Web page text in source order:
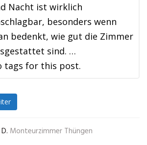
Nacht ist wirklich
besonders wenn
bedenkt, wie gut die Zimmer
sind. …
tags for this post.
Monteurzimmer Thüngen